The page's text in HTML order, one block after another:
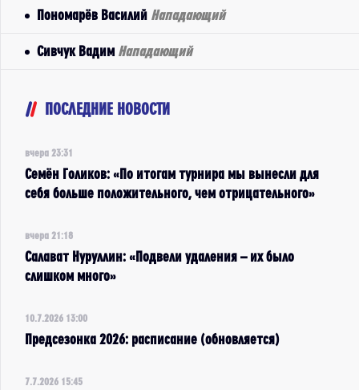
Пономарёв Василий Нападающий
Сивчук Вадим Нападающий
ПОСЛЕДНИЕ НОВОСТИ
вчера 23:31
Семён Голиков: «По итогам турнира мы вынесли для
себя больше положительного, чем отрицательного»
вчера 21:18
Салават Нуруллин: «Подвели удаления – их было
слишком много»
10.7.2026 13:00
Предсезонка 2026: расписание (обновляется)
7.7.2026 15:45